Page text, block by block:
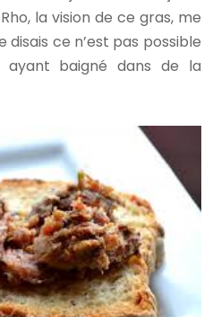
la vision de ce gras, me
ce n’est pas possible
ayant baigné dans de la